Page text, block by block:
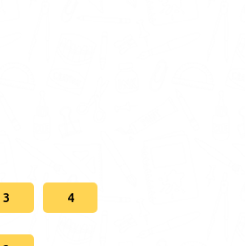
3 4